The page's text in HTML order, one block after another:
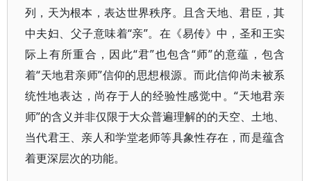
列，天为根本，表达世界秩序。且含天地、君臣，其
中夫妇、父子意味着“亲”。在《易传》中，圣和王实
际上有所重合，因此“君”也包含“师”的意蕴，包含
着“天地君亲师”信仰的思想根源。而此信仰尚未被系
统性地表达，尚存于人的经验性感觉中。“天地君亲
师”的含义并非仅限于大众普遍理解的的天空、土地、
当代君王、亲人和学堂老师等具象性存在，而是蕴含
着更深层次的功能。